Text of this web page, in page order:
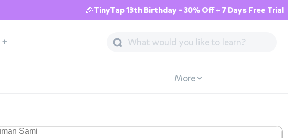
🎉TinyTap 13th Birthday - 30% Off + 7 Days Free Trial
+
More